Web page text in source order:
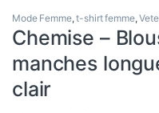
Mode Femme,t-shirt femme,
Chemise –
manches
clair